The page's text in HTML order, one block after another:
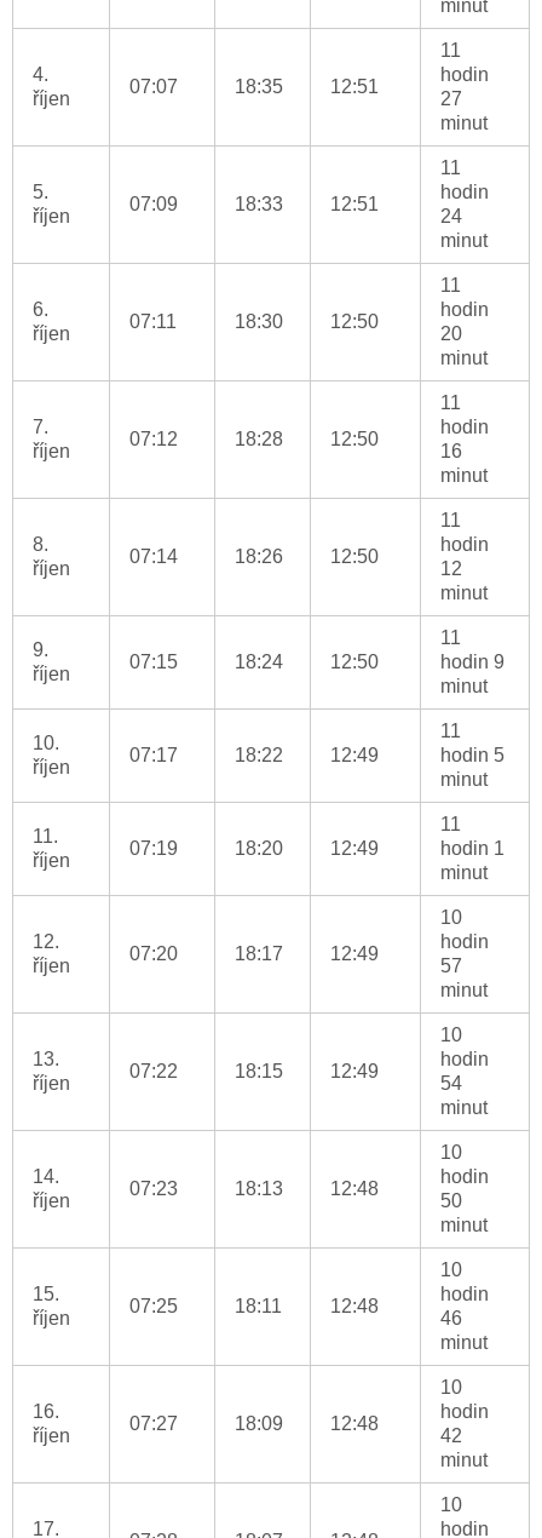
minut
4.
říjen
07:07 18:35 12:51
11
hodin
27
minut
5.
říjen
07:09 18:33 12:51
11
hodin
24
minut
6.
říjen
07:11 18:30 12:50
11
hodin
20
minut
7.
říjen
07:12 18:28 12:50
11
hodin
16
minut
8.
říjen
07:14 18:26 12:50
11
hodin
12
minut
9.
říjen
07:15 18:24 12:50
11
hodin 9
minut
10.
říjen
07:17 18:22 12:49
11
hodin 5
minut
11.
říjen
07:19 18:20 12:49
11
hodin 1
minut
12.
říjen
07:20 18:17 12:49
10
hodin
57
minut
13.
říjen
07:22 18:15 12:49
10
hodin
54
minut
14.
říjen
07:23 18:13 12:48
10
hodin
50
minut
15.
říjen
07:25 18:11 12:48
10
hodin
46
minut
16.
říjen
07:27 18:09 12:48
10
hodin
42
minut
17.
10
hodin